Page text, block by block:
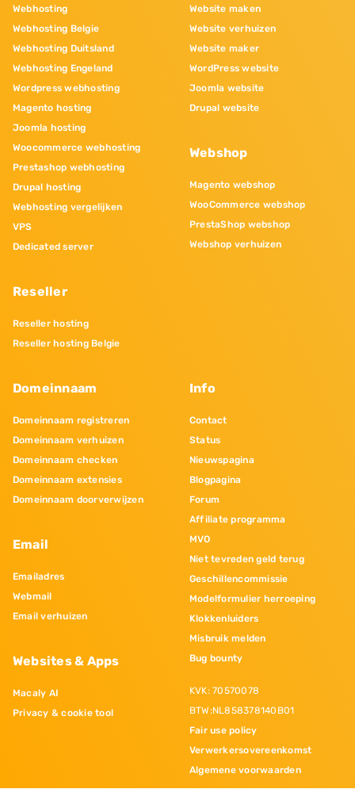
Webhosting
Webhosting Belgie
Webhosting Duitsland
Webhosting Engeland
Wordpress webhosting
Magento hosting
Joomla hosting
Woocommerce webhosting
Prestashop webhosting
Drupal hosting
Webhosting vergelijken
VPS
Dedicated server
Reseller
Reseller hosting
Reseller hosting Belgie
Website maken
Website verhuizen
Website maker
WordPress website
Joomla website
Drupal website
Webshop
Magento webshop
WooCommerce webshop
PrestaShop webshop
Webshop verhuizen
Domeinnaam
Domeinnaam registreren
Domeinnaam verhuizen
Domeinnaam checken
Domeinnaam extensies
Domeinnaam doorverwijzen
Email
Emailadres
Webmail
Email verhuizen
Websites & Apps
Macaly AI
Privacy & cookie tool
Info
Contact
Status
Nieuwspagina
Blogpagina
Forum
Affiliate programma
MVO
Niet tevreden geld terug
Geschillencommissie
Modelformulier herroeping
Klokkenluiders
Misbruik melden
Bug bounty
KVK: 70570078
BTW:NL858378140B01
Fair use policy
Verwerkersovereenkomst
Algemene voorwaarden